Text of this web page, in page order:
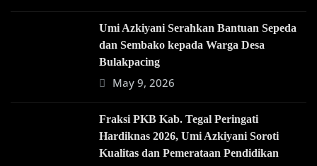
Umi Azkiyani Serahkan Bantuan Sepeda
dan Sembako kepada Warga Desa
Bulakpacing
May 9, 2026
Fraksi PKB Kab. Tegal Peringati
Hardiknas 2026, Umi Azkiyani Soroti
Kualitas dan Pemerataan Pendidikan